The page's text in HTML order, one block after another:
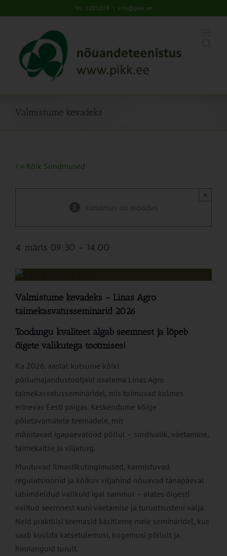
to
Tel: 5201078 | info@pikk.ee
Valmistume kevadeks
« Kõik Sündmused
sündmus on möödas
×
4. märts 09:30 - 14:00
Valmistume kevadeks – Linas Agro
taimekasvatusseminarid 2026
Toodangu kvaliteet algab seemnest ja lõpeb
õigete valikutega tootmises!
Ka 2026. aastal kutsume kõiki
põllumajandustootjaid osalema Linas Agro
taimekasvatusseminaridel, mis toimuvad kolmes
erinevas Eesti paigas. Keskendume kõige
põletavamatele teemadele, mis
mõjutavad igapäevatööd põllul – sordivalik, väetamine,
taimekaitse ja viljaturg.
Muutuvad ilmastikutingimused, karmistuvad
regulatsioonid ja kõikuv viljahind nõuavad tänapäeval
läbimõeldud valikuid igal sammul – alates õigesti
valitud seemnest kuni väetamise ja turuotsusteni välja.
Neid praktilisi teemasid käsitleme meie seminaridel, kus
saab kuulda katsetulemusi, kogemusi põllult ja
hinnanguid turult.